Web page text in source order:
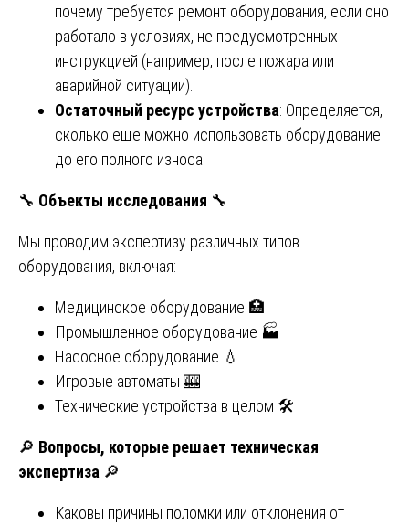
почему требуется ремонт оборудования, если оно
работало в условиях, не предусмотренных
инструкцией (например, после пожара или
аварийной ситуации).
Остаточный ресурс устройства: Определяется,
сколько еще можно использовать оборудование
до его полного износа.
🔧 Объекты исследования 🔧
Мы проводим экспертизу различных типов
оборудования, включая:
Медицинское оборудование 🏥
Промышленное оборудование 🏭
Насосное оборудование 💧
Игровые автоматы 🎰
Технические устройства в целом 🛠️
🔎 Вопросы, которые решает техническая
экспертиза 🔎
Каковы причины поломки или отклонения от